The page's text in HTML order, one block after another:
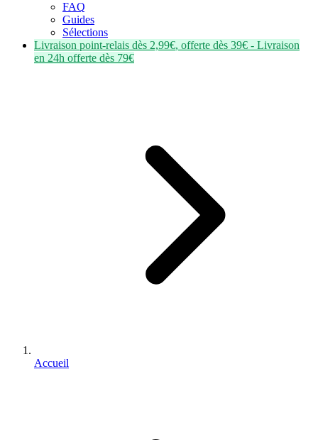
FAQ
Guides
Sélections
Livraison point-relais dès 2,99€, offerte dès 39€ - Livraison
en 24h offerte dès 79€
Accueil